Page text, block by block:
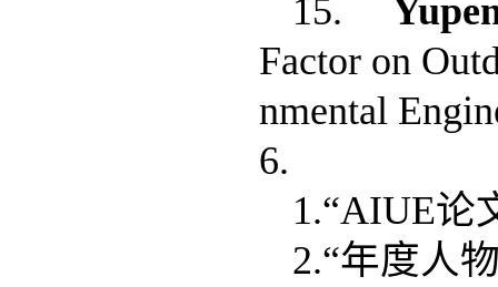
15.
Factor on
nmental
6.
1.“AIUE论
2.“年度人